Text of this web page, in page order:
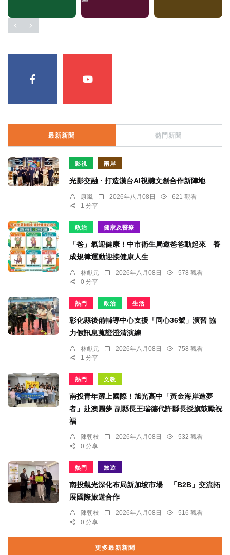
最新新聞 熱門新聞
影視 兩岸
光影交融 · 打造漢台AI視聽文創合作新陣地
康嵐 2026年八月08日
621 觀看
1 分享
政治 健康及醫療
「爸」氣迎健康！中市衛生局邀爸爸動起來 養
成規律運動迎接健康人生
林獻元 2026年八月08日
578 觀看
0 分享
熱門 政治 生活
彰化縣後備輔導中心支援「同心36號」演習 協
力假訊息蒐證澄清演練
林獻元 2026年八月08日
758 觀看
1 分享
熱門 文教
南投青年躍上國際！旭光高中「黃金海岸造夢
者」赴澳圓夢 副縣長王瑞德代許縣長授旗鼓勵祝
福
陳朝枝 2026年八月08日
532 觀看
0 分享
熱門 旅遊
南投觀光深化布局新加坡市場 「B2B」交流拓
展國際旅遊合作
陳朝枝 2026年八月08日
516 觀看
0 分享
更多最新新聞